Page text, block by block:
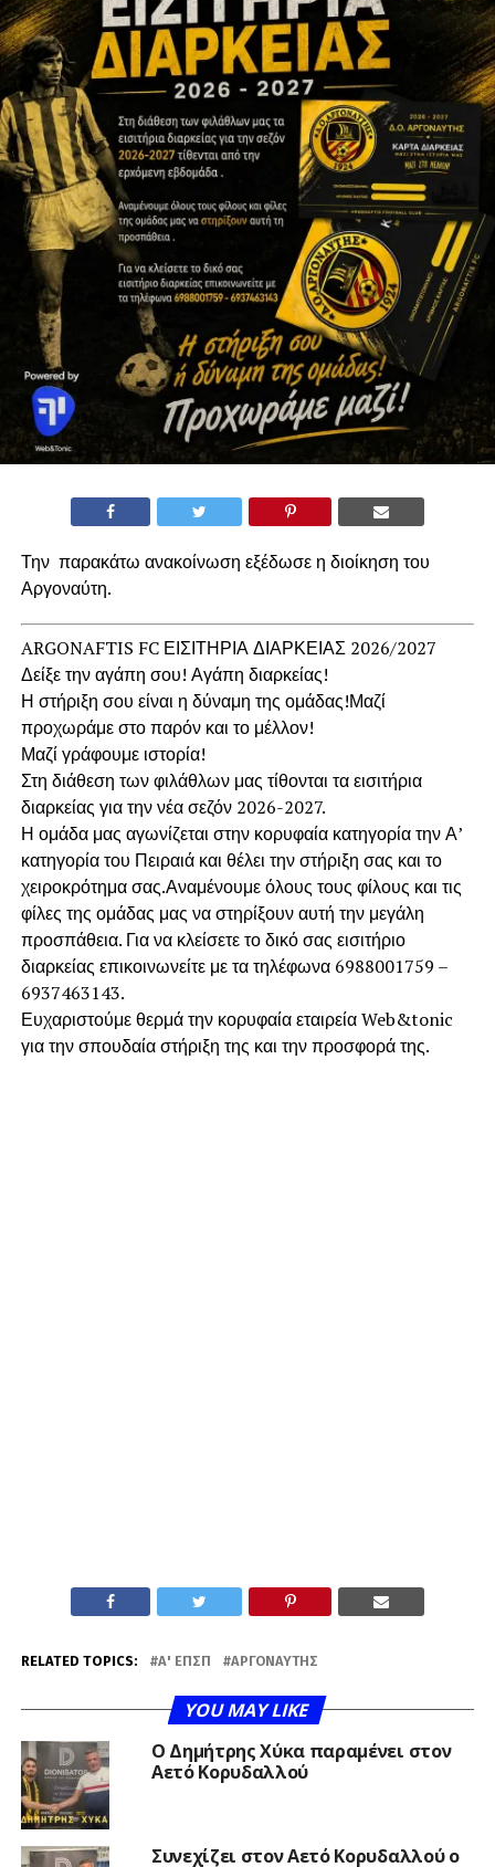
Την παρακάτω ανακοίνωση εξέδωσε η διοίκηση του
Αργοναύτη.
ARGONAFTIS FC ΕΙΣΙΤΗΡΙΑ ΔΙΑΡΚΕΙΑΣ 2026/2027
Δείξε την αγάπη σου! Αγάπη διαρκείας!
Η στήριξη σου είναι η δύναμη της ομάδας!Μαζί
προχωράμε στο παρόν και το μέλλον!
Μαζί γράφουμε ιστορία!
Στη διάθεση των φιλάθλων μας τίθονται τα εισιτήρια
διαρκείας για την νέα σεζόν 2026-2027.
Η ομάδα μας αγωνίζεται στην κορυφαία κατηγορία την Α’
κατηγορία του Πειραιά και θέλει την στήριξη σας και το
χειροκρότημα σας.Αναμένουμε όλους τους φίλους και τις
φίλες της ομάδας μας να στηρίξουν αυτή την μεγάλη
προσπάθεια. Για να κλείσετε το δικό σας εισιτήριο
διαρκείας επικοινωνείτε με τα τηλέφωνα 6988001759 –
6937463143.
Ευχαριστούμε θερμά την κορυφαία εταιρεία Web&tonic
για την σπουδαία στήριξη της και την προσφορά της.
RELATED TOPICS: Α' ΕΠΣΠ ΑΡΓΟΝΑΎΤΗΣ
YOU MAY LIKE
O Δημήτρης Χύκα παραμένει στον
Αετό Κορυδαλλού
Συνεχίζει στον Αετό Κορυδαλλού ο